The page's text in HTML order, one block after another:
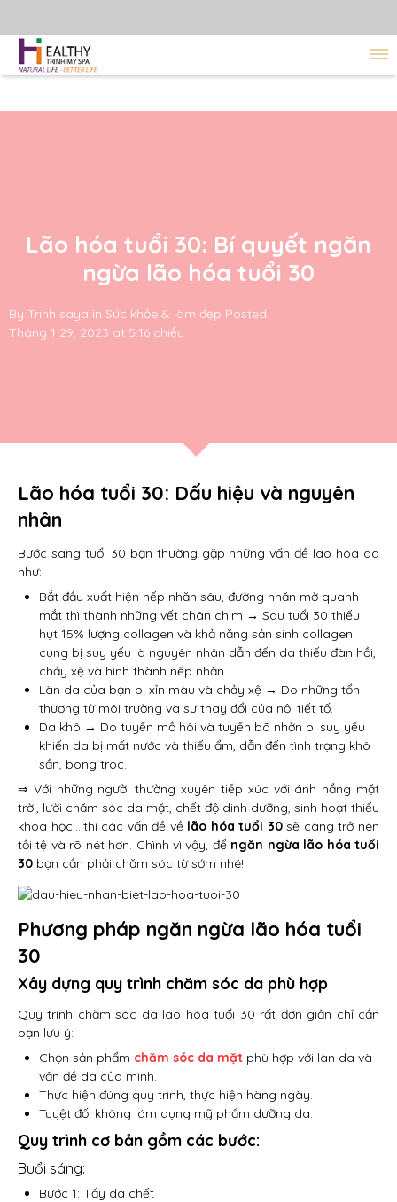
Lão hóa tuổi 30: Bí quyết ngăn
ngừa lão hóa tuổi 30
By Trinh saya in Sức khỏe & làm đẹp Posted
Tháng 1 29, 2023 at 5:16 chiều
Lão hóa tuổi 30: Dấu hiệu và nguyên
nhân
Bước sang tuổi 30 bạn thường gặp những vấn đề lão hóa da
như:
Bắt đầu xuất hiện nếp nhăn sâu, đường nhăn mờ quanh
mắt thì thành những vết chân chim → Sau tuổi 30 thiếu
hụt 15% lượng collagen và khả năng sản sinh collagen
cung bị suy yếu là nguyên nhân dẫn đến da thiếu đàn hồi,
chảy xệ và hình thành nếp nhăn.
Làn da của bạn bị xỉn màu và chảy xệ → Do những tổn
thương từ môi trường và sự thay đổi của nội tiết tố.
Da khô → Do tuyến mồ hôi và tuyến bã nhờn bị suy yếu
khiến da bị mất nước và thiếu ẩm, dẫn đến tình trạng khô
sần, bong tróc.
⇒ Với những người thường xuyên tiếp xúc với ánh nắng mặt
trời, lười chăm sóc da mặt, chết độ dinh dưỡng, sinh hoạt thiếu
khoa học….thì các vấn đề về lão hóa tuổi 30sẽ càng trở nên
tồi tệ và rõ nét hơn. Chình vì vậy, để ngăn ngừa lão hóa tuổi
30 bạn cần phải chăm sóc từ sớm nhé!
Phương pháp ngăn ngừa lão hóa tuổi
30
Xây dựng quy trình chăm sóc da phù hợp
Quy trình chăm sóc da lão hóa tuổi 30 rất đơn giản chỉ cần
bạn lưu ý:
Chọn sản phẩm chăm sóc da mặt phù hợp với làn da và
vấn đề da của mình.
Thực hiện đúng quy trình, thực hiện hàng ngày.
Tuyệt đối không lám dụng mỹ phẩm dưỡng da.
Quy trình cơ bản gồm các bước:
Buổi sáng:
Bước 1: Tẩy da chết